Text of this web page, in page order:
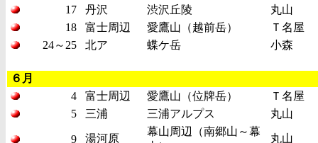
17
丹沢 渋沢丘陵
丸山
18
富士周辺 愛鷹山（越前岳）
Ｔ名屋
24～25
北ア 蝶ケ岳 小森
６月
4
富士周辺 愛鷹山（位牌岳）
Ｔ名屋
5
三浦 三浦アルプス 丸山
9 湯河原
幕山周辺（南郷山～幕
丸山